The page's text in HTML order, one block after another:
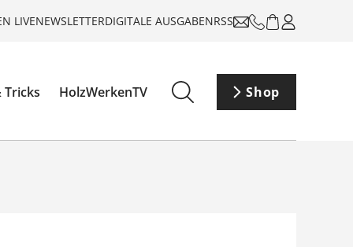
LIVENEWSLETTERDIGITALE AUSGABENRSS
Tricks HolzWerkenTV Shop